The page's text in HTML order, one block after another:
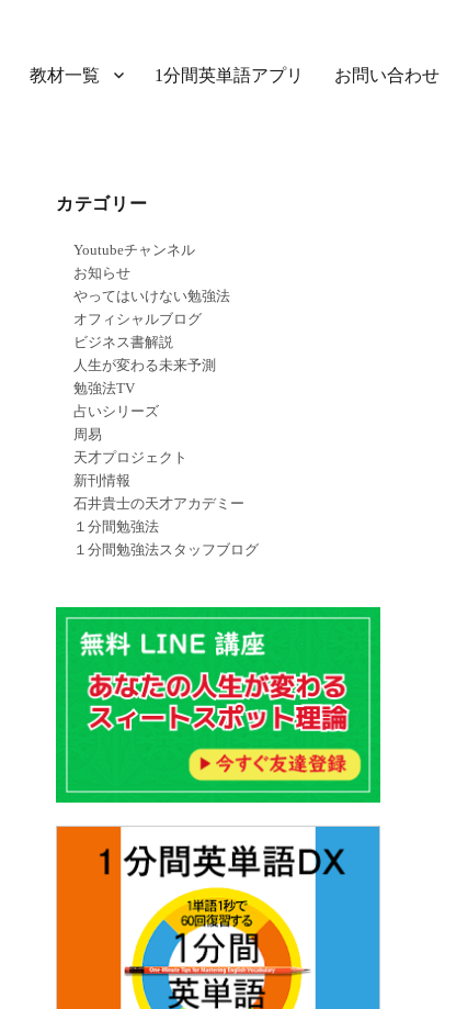
教材一覧 1分間英単語アプリ お問い合わせ
カテゴリー
Youtubeチャンネル
お知らせ
やってはいけない勉強法
オフィシャルブログ
ビジネス書解説
人生が変わる未来予測
勉強法TV
占いシリーズ
周易
天才プロジェクト
新刊情報
石井貴士の天才アカデミー
１分間勉強法
１分間勉強法スタッフブログ